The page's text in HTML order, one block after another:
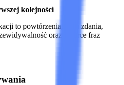
kolejności
to powtórzenia, rytm zdania,
oraz wzorce fraz